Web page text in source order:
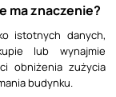
ma znaczenie?
istotnych danych,
lub wynajmie
obniżenia zużycia
budynku.